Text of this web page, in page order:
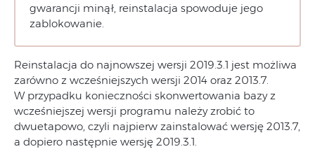
gwarancji minął, reinstalacja spowoduje jego
zablokowanie.
Reinstalacja do najnowszej wersji 2019.3.1 jest możliwa
zarówno z wcześniejszych wersji 2014 oraz 2013.7.
W przypadku konieczności skonwertowania bazy z
wcześniejszej wersji programu należy zrobić to
dwuetapowo, czyli najpierw zainstalować wersję 2013.7,
a dopiero następnie wersję 2019.3.1.